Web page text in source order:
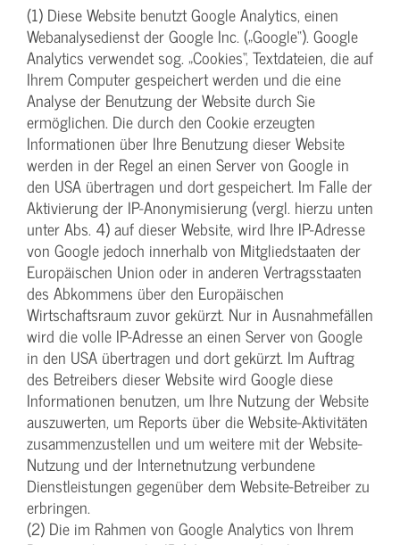
(1) Diese Website benutzt Google Analytics, einen
Webanalysedienst der Google Inc. („Google“). Google
Analytics verwendet sog. „Cookies“, Textdateien, die auf
Ihrem Computer gespeichert werden und die eine
Analyse der Benutzung der Website durch Sie
ermöglichen. Die durch den Cookie erzeugten
Informationen über Ihre Benutzung dieser Website
werden in der Regel an einen Server von Google in
den USA übertragen und dort gespeichert. Im Falle der
Aktivierung der IP-Anonymisierung (vergl. hierzu unten
unter Abs. 4) auf dieser Website, wird Ihre IP-Adresse
von Google jedoch innerhalb von Mitgliedstaaten der
Europäischen Union oder in anderen Vertragsstaaten
des Abkommens über den Europäischen
Wirtschaftsraum zuvor gekürzt. Nur in Ausnahmefällen
wird die volle IP-Adresse an einen Server von Google
in den USA übertragen und dort gekürzt. Im Auftrag
des Betreibers dieser Website wird Google diese
Informationen benutzen, um Ihre Nutzung der Website
auszuwerten, um Reports über die Website-Aktivitäten
zusammenzustellen und um weitere mit der Website-
Nutzung und der Internetnutzung verbundene
Dienstleistungen gegenüber dem Website-Betreiber zu
erbringen.
(2) Die im Rahmen von Google Analytics von Ihrem